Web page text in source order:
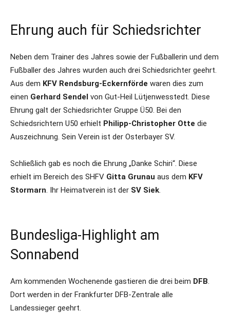
Ehrung auch für Schiedsrichter
Neben dem Trainer des Jahres sowie der Fußballerin und dem
Fußballer des Jahres wurden auch drei Schiedsrichter geehrt.
Aus dem KFV Rendsburg-Eckernförde waren dies zum
einen Gerhard Sendel von Gut-Heil Lütjenwesstedt. Diese
Ehrung galt der Schiedsrichter Gruppe Ü50. Bei den
Schiedsrichtern U50 erhielt Philipp-Christopher Otte die
Auszeichnung. Sein Verein ist der Osterbayer SV.
Schließlich gab es noch die Ehrung „Danke Schiri“. Diese
erhielt im Bereich des SHFV Gitta Grunau aus dem KFV
Stormarn. Ihr Heimatverein ist der SV Siek.
Bundesliga-Highlight am
Sonnabend
Am kommenden Wochenende gastieren die drei beim DFB.
Dort werden in der Frankfurter DFB-Zentrale alle
Landessieger geehrt.